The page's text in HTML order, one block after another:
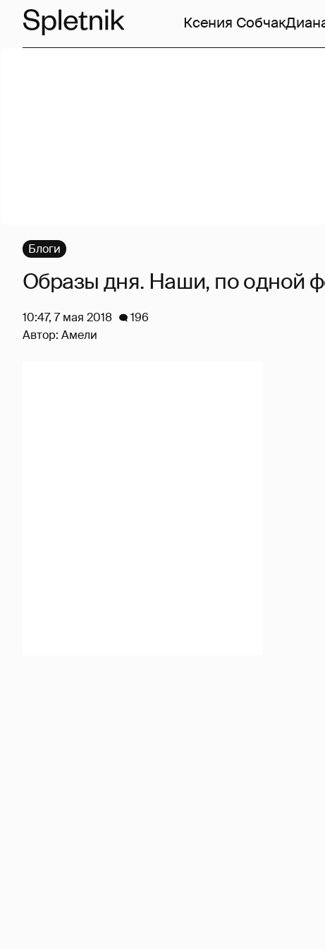
Ксения Собчак
Блоги
Образы дня. Наши, по одной
10:47, 7 мая 2018
196
Автор: Амели